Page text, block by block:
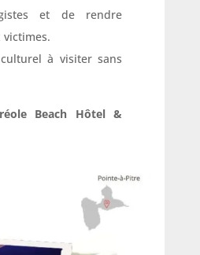
et de rendre
victimes.
à visiter sans
Beach Hôtel &